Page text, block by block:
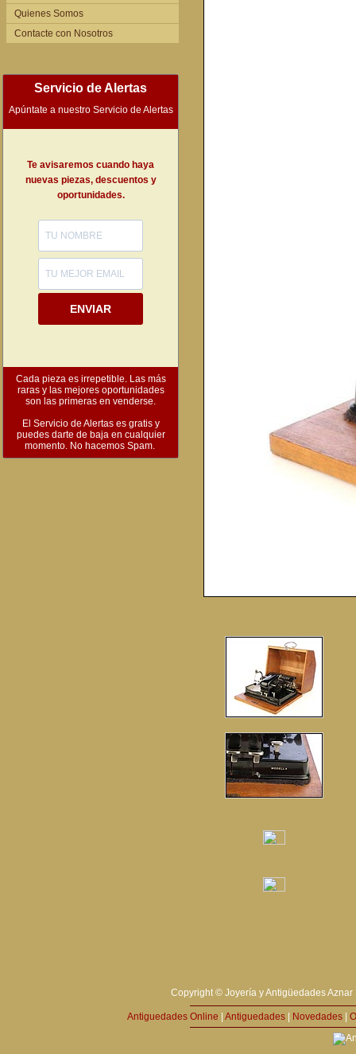
Quienes Somos
Contacte con Nosotros
Servicio de Alertas
Apúntate a nuestro Servicio de Alertas
Te avisaremos cuando haya
nuevas piezas, descuentos y
oportunidades.
ENVIAR
Cada pieza es irrepetible. Las más
raras y las mejores oportunidades
son las primeras en venderse.
El Servicio de Alertas es gratis y
puedes darte de baja en cualquier
momento. No hacemos Spam.
Copyright © Joyería y Antigüedades
Antiguedades Online Antiguedades Novedades